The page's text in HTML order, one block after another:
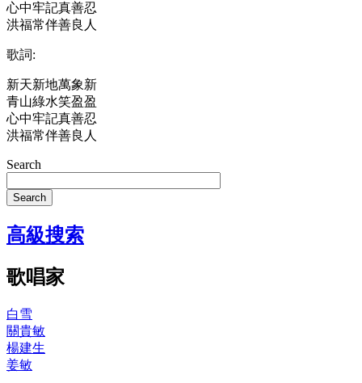
心中牢記真善忍
洪福常伴善良人
歌詞:
新天新地萬象新
青山綠水笑盈盈
心中牢記真善忍
洪福常伴善良人
Search
Search
高級搜索
歌唱家
白雪
關貴敏
楊建生
姜敏